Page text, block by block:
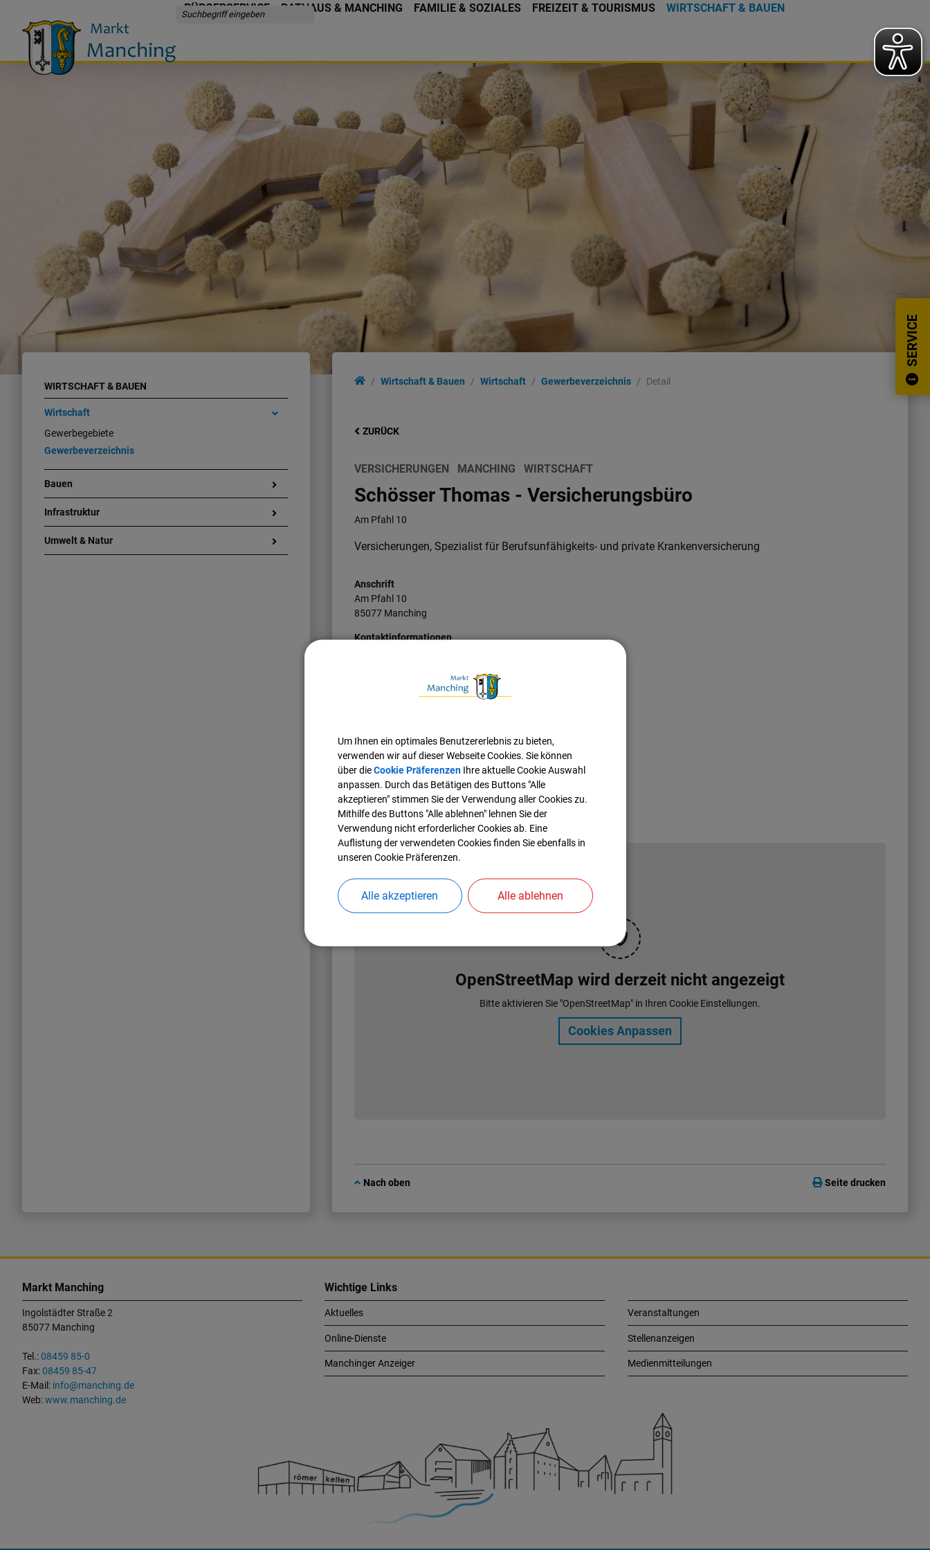
BÜRGERSERVICE RATHAUS & MANCHING FAMILIE & SOZIALES FREIZEIT & TOURISMUS WIRTSCHAFT & BAUEN
SERVICE
WIRTSCHAFT & BAUEN
Wirtschaft
Gewerbegebiete
Gewerbeverzeichnis
Bauen
Infrastruktur
Umwelt & Natur
Wirtschaft & Bauen Wirtschaft Gewerbeverzeichnis Detail
ZURÜCK
VERSICHERUNGEN MANCHING WIRTSCHAFT
Schösser Thomas - Versicherungsbüro
Am Pfahl 10
Versicherungen, Spezialist für Berufsunfähigkeits- und private Krankenversicherung
Anschrift
Am Pfahl 10
85077 Manching
Kontaktinformationen
Fax
08459324762
Website
www.pkv-inhalte.de
OpenStreetMap wird derzeit nicht angezeigt
Bitte aktivieren Sie "OpenStreetMap" in Ihren Cookie Einstellungen.
Cookies Anpassen
Nach oben Seite drucken
Markt Manching
Ingolstädter Straße 2
85077 Manching
Tel.:08459 85-0
Fax:08459 85-47
E-Mail: info@manching.de
Web:www.manching.de
Wichtige Links
Aktuelles
Online-Dienste
Manchinger Anzeiger
Veranstaltungen
Stellenanzeigen
Medienmitteilungen
Um Ihnen ein optimales Benutzererlebnis zu bieten,
verwenden wir auf dieser Webseite Cookies. Sie können
über dieCookie PräferenzenIhre aktuelle Cookie Auswahl
anpassen. Durch das Betätigen des Buttons "Alle
akzeptieren" stimmen Sie der Verwendung aller Cookies zu.
Mithilfe des Buttons "Alle ablehnen" lehnen Sie der
Verwendung nicht erforderlicher Cookies ab. Eine
Auflistung der verwendeten Cookies finden Sie ebenfalls in
unseren Cookie Präferenzen.
Alle akzeptieren Alle ablehnen